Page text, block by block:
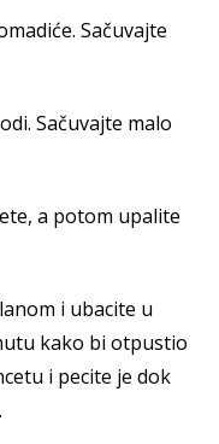
Sačuvajte
Sačuvajte malo
a potom upalite
i ubacite u
kako bi otpustio
i pecite je dok